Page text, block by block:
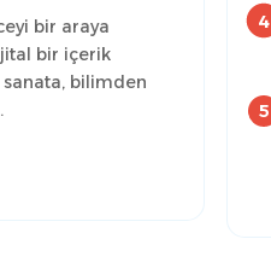
bir araya
bir içerik
bilimden